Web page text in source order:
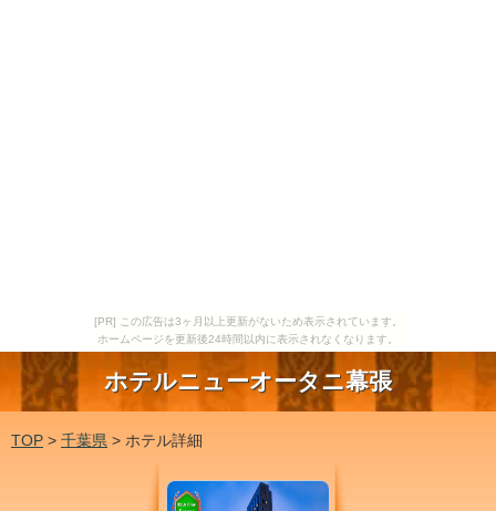
[PR] この広告は3ヶ月以上更新がないため表示されています。
ホームページを更新後24時間以内に表示されなくなります。
ホテルニューオータニ幕張
TOP > 千葉県 > ホテル詳細